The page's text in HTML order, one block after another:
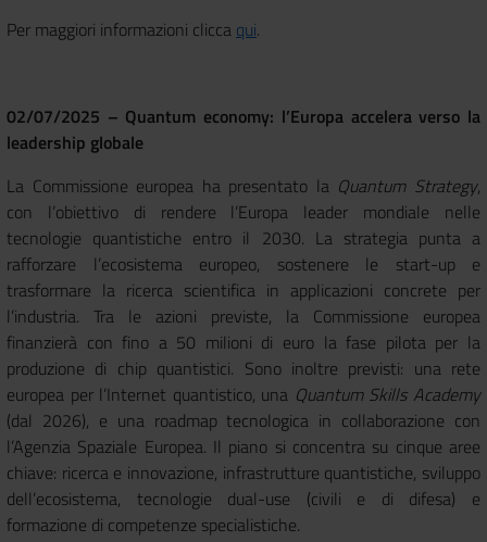
Per maggiori informazioni clicca qui.
02/07/2025 – Quantum economy: l’Europa accelera verso la
leadership globale
La Commissione europea ha presentato la Quantum Strategy,
con l’obiettivo di rendere l’Europa leader mondiale nelle
tecnologie quantistiche entro il 2030. La strategia punta a
rafforzare l’ecosistema europeo, sostenere le start-up e
trasformare la ricerca scientifica in applicazioni concrete per
l’industria. Tra le azioni previste, la Commissione europea
finanzierà con fino a 50 milioni di euro la fase pilota per la
produzione di chip quantistici. Sono inoltre previsti: una rete
europea per l’Internet quantistico, una Quantum Skills Academy
(dal 2026), e una roadmap tecnologica in collaborazione con
l’Agenzia Spaziale Europea. Il piano si concentra su cinque aree
chiave: ricerca e innovazione, infrastrutture quantistiche, sviluppo
dell’ecosistema, tecnologie dual-use (civili e di difesa) e
formazione di competenze specialistiche.